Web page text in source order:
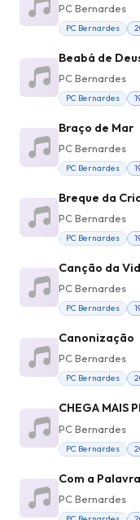
PC Bernardes
PC Bernardes
Beabá de
PC Bernardes
PC Bernardes
Braço de Mar
PC Bernardes
PC Bernardes
Breque da
PC Bernardes
PC Bernardes
Canção da
PC Bernardes
PC Bernardes
Canonização
PC Bernardes
PC Bernardes
PC Bernardes
PC Bernardes
Com a Palavra
PC Bernardes